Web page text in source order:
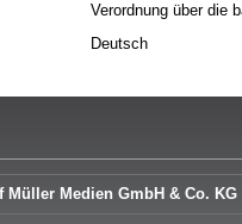
Verordnung über die
Deutsch
Medien GmbH & Co. KG